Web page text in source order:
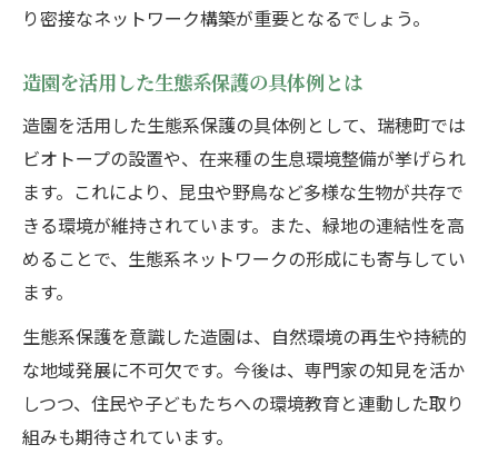
り密接なネットワーク構築が重要となるでしょう。
造園を活用した生態系保護の具体例とは
造園を活用した生態系保護の具体例として、瑞穂町では
ビオトープの設置や、在来種の生息環境整備が挙げられ
ます。これにより、昆虫や野鳥など多様な生物が共存で
きる環境が維持されています。また、緑地の連結性を高
めることで、生態系ネットワークの形成にも寄与してい
ます。
生態系保護を意識した造園は、自然環境の再生や持続的
な地域発展に不可欠です。今後は、専門家の知見を活か
しつつ、住民や子どもたちへの環境教育と連動した取り
組みも期待されています。